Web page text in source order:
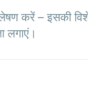
करें – इसकी
लगाएं।